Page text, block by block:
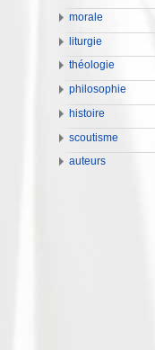
morale
liturgie
théologie
philosophie
histoire
scoutisme
auteurs